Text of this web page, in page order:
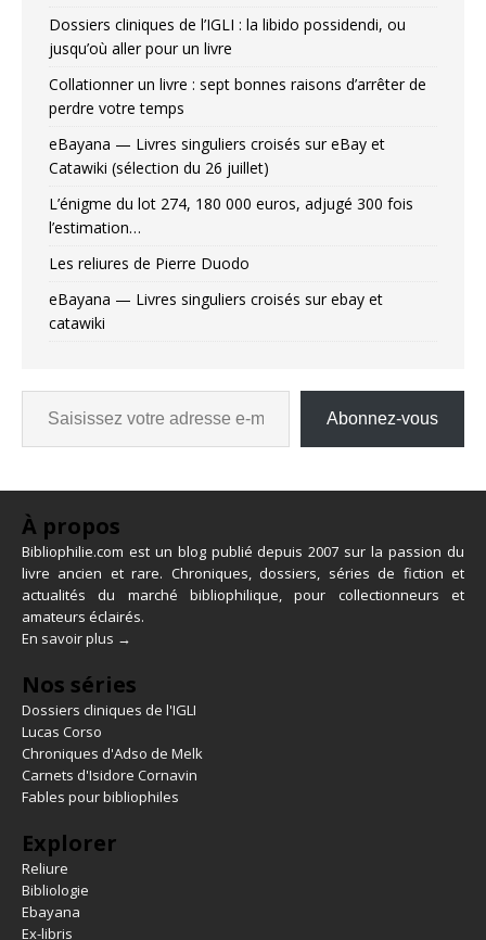
Dossiers cliniques de l’IGLI : la libido possidendi, ou
jusqu’où aller pour un livre
Collationner un livre : sept bonnes raisons d’arrêter de
perdre votre temps
eBayana — Livres singuliers croisés sur eBay et
Catawiki (sélection du 26 juillet)
L’énigme du lot 274, 180 000 euros, adjugé 300 fois
l’estimation…
Les reliures de Pierre Duodo
eBayana — Livres singuliers croisés sur ebay et
catawiki
Abonnez-vous
À propos
Bibliophilie.com est un blog publié depuis 2007 sur la passion du
livre ancien et rare. Chroniques, dossiers, séries de fiction et
actualités du marché bibliophilique, pour collectionneurs et
amateurs éclairés.
En savoir plus →
Nos séries
Dossiers cliniques de l'IGLI
Lucas Corso
Chroniques d'Adso de Melk
Carnets d'Isidore Cornavin
Fables pour bibliophiles
Explorer
Reliure
Bibliologie
Ebayana
Ex-libris